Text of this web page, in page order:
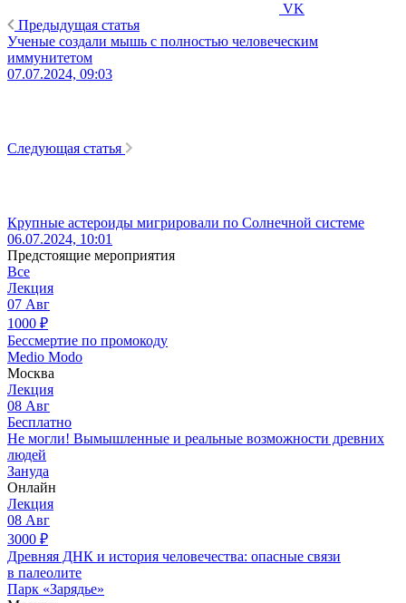
VK
Предыдущая статья
Ученые создали мышь с полностью человеческим
иммунитетом
07.07.2024, 09:03
Следующая статья
Крупные астероиды мигрировали по Солнечной системе
06.07.2024, 10:01
Предстоящие мероприятия
Все
Лекция
07 Авг
1000 ₽
Бессмертие по промокоду
Medio Modo
Москва
Лекция
08 Авг
Бесплатно
Не могли! Вымышленные и реальные возможности древних
людей
Зануда
Онлайн
Лекция
08 Авг
3000 ₽
Древняя ДНК и история человечества: опасные связи
в палеолите
Парк «Зарядье»